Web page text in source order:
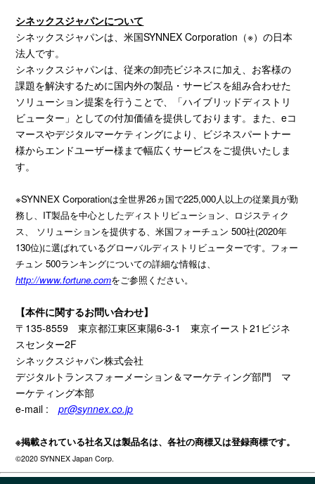
シネックスジャパンについて
シネックスジャパンは、米国SYNNEX Corporation （※）の日本
法人です。
シネックスジャパンは、従来の卸売ビジネスに加え、お客様の
課題を解決するために国内外の製品・サービスを組み合わせた
ソリューション提案を行うことで、「ハイブリッドディストリ
ビューター」としての付加価値を提供しております。また、eコ
マースやデジタルマーケティングにより、ビジネスパートナー
様からエンドユーザー様まで幅広くサービスをご提供いたしま
す。
※SYNNEX Corporationは全世界26ヵ国で225,000人以上の従業員が勤
務し、IT製品を中心としたディストリビューション、ロジスティク
ス、 ソリューションを提供する、米国フォーチュン 500社(2020年
130位)に選ばれているグローバルディストリビューターです。フォー
チュン 500ランキングについての詳細な情報は、
http://www.fortune.comをご参照ください。
【本件に関するお問い合わせ】
〒 135-8559 東京都江東区東陽6-3-1 東京イースト21 ビジネ
スセンター2F
シネックスジャパン株式会社
デジタルトランスフォーメーション＆マーケティング部門 マ
ーケティング本部
e-mail :
pr@synnex.co.jp
※掲載されている社名又は製品名は、各社の商標又は登録商標です。
©2020 SYNNEX Japan Corp.